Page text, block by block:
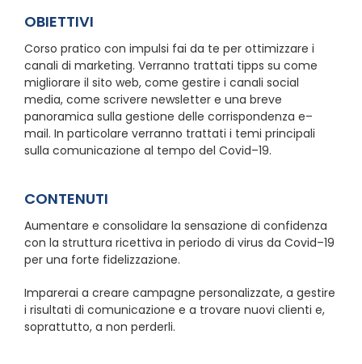
OBIETTIVI
Corso pratico con impulsi fai da te per ottimizzare i
canali di marketing. Verranno trattati tipps su come
migliorare il sito web, come gestire i canali social
media, come scrivere newsletter e una breve
panoramica sulla gestione delle corrispondenza e–
mail. In particolare verranno trattati i temi principali
sulla comunicazione al tempo del Covid–19.
CONTENUTI
Aumentare e consolidare la sensazione di confidenza
con la struttura ricettiva in periodo di virus da Covid–19
per una forte fidelizzazione.
Imparerai a creare campagne personalizzate, a gestire
i risultati di comunicazione e a trovare nuovi clienti e,
soprattutto, a non perderli.